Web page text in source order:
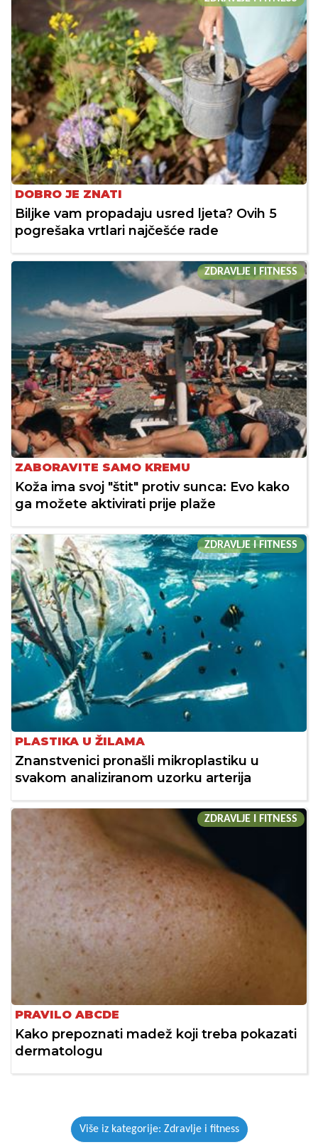
DOBRO JE ZNATI
Biljke vam propadaju usred ljeta? Ovih 5
pogrešaka vrtlari najčešće rade
ZDRAVLJE I FITNESS
ZABORAVITE SAMO KREMU
Koža ima svoj "štit" protiv sunca: Evo kako
ga možete aktivirati prije plaže
ZDRAVLJE I FITNESS
PLASTIKA U ŽILAMA
Znanstvenici pronašli mikroplastiku u
svakom analiziranom uzorku arterija
ZDRAVLJE I FITNESS
PRAVILO ABCDE
Kako prepoznati madež koji treba pokazati
dermatologu
Više iz kategorije: Zdravlje i fitness